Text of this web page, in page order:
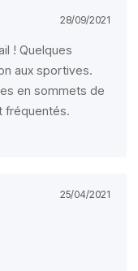
28/09/2021
! Quelques
aux sportives.
en sommets de
fréquentés.
25/04/2021